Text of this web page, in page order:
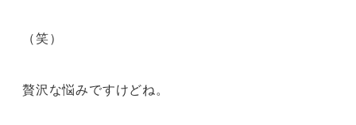
（笑）
贅沢な悩みですけどね。